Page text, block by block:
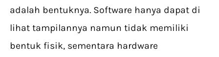
adalah bentuknya. Software hanya dapat di
lihat tampilannya namun tidak memiliki
bentuk fisik, sementara hardware